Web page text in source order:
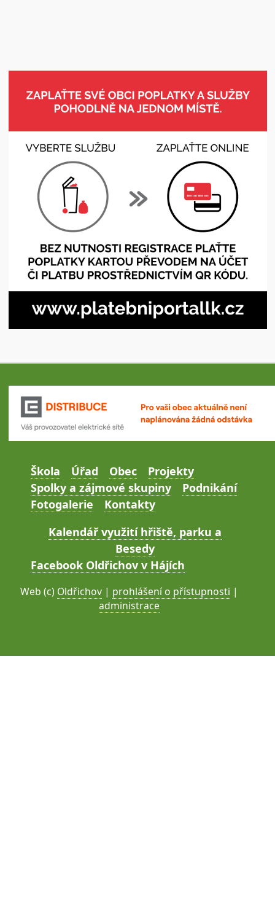
Škola Úřad Obec
Projekty
Spolky a zájmové skupiny
Podnikání
Fotogalerie
Kontakty
Kalendář využití hřiště, parku a
Besedy
Facebook Oldřichov v Hájích
Web (c) Oldřichov | prohlášení o přístupnosti |
administrace